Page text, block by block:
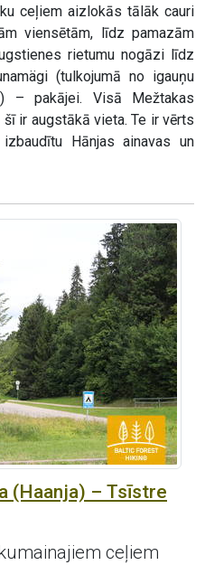
ceļiem aizlokās tālāk cauri
viensētām, līdz pamazām
rietumu nogāzi līdz
(tulkojumā no igauņu
– pakājei. Visā Mežtakas
ir augstākā vieta. Te ir vērts
Hānjas ainavas un
(Haanja) – Tsīstre
ceļiem